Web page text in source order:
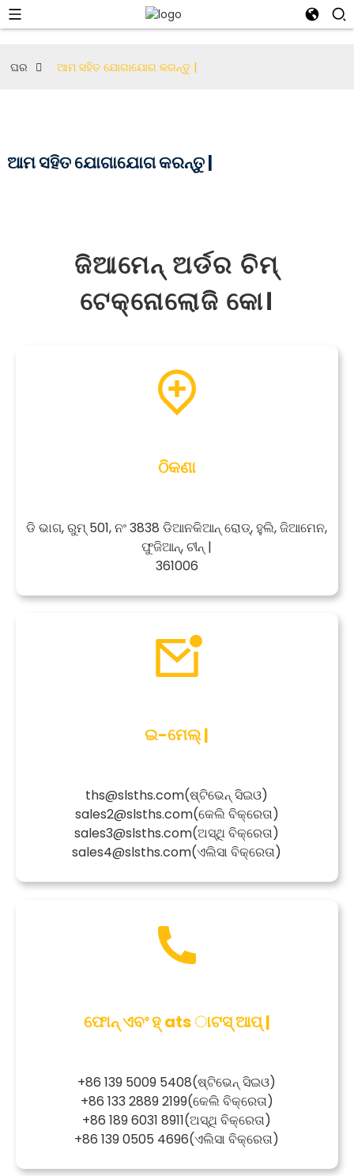
ଘର ଆମ ସହିତ ଯୋଗାଯୋଗ କରନ୍ତୁ |
ଆମ ସହିତ ଯୋଗାଯୋଗ କରନ୍ତୁ |
ଜିଆମେନ୍ ଅର୍ଡର ଚିମ୍
ଟେକ୍ନୋଲୋଜି କୋ।
ଠିକଣା
ଡି ଭାଗ, ରୁମ୍ 501, ନଂ 3838 ଡିଆନକିଆନ୍ ରୋଡ୍, ହୁଲି, ଜିଆମେନ,
ଫୁଜିଆନ୍, ଚୀନ୍ |
361006
ଇ-ମେଲ୍ |
ths@slsths.com(ଷ୍ଟିଭେନ୍ ସିଇଓ)
sales2@slsths.com(କେଲି ବିକ୍ରେତା)
sales3@slsths.com(ଅସ୍ଥି ବିକ୍ରେତା)
sales4@slsths.com(ଏଲିସା ବିକ୍ରେତା)
ଫୋନ୍ ଏବଂ ହ୍ ats ାଟସ୍ ଆପ୍ |
+86 139 5009 5408(ଷ୍ଟିଭେନ୍ ସିଇଓ)
+86 133 2889 2199(କେଲି ବିକ୍ରେତା)
+86 189 6031 8911(ଅସ୍ଥି ବିକ୍ରେତା)
+86 139 0505 4696(ଏଲିସା ବିକ୍ରେତା)